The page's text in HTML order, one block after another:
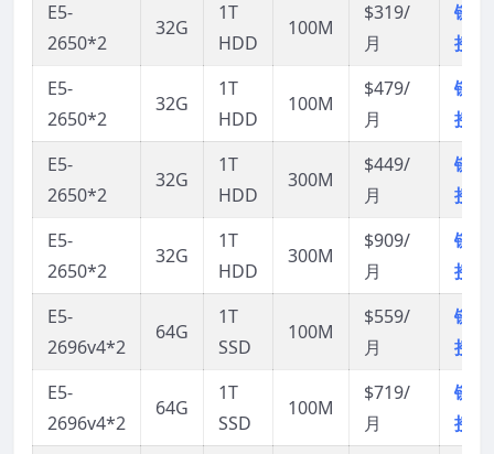
E5-
2650*2
32G
1T
HDD
100M
$319/
月
链
接
E5-
2650*2
32G
1T
HDD
100M
$479/
月
链
接
E5-
2650*2
32G
1T
HDD
300M
$449/
月
链
接
E5-
2650*2
32G
1T
HDD
300M
$909/
月
链
接
E5-
2696v4*2
64G
1T
SSD
100M
$559/
月
链
接
E5-
2696v4*2
64G
1T
SSD
100M
$719/
月
链
接